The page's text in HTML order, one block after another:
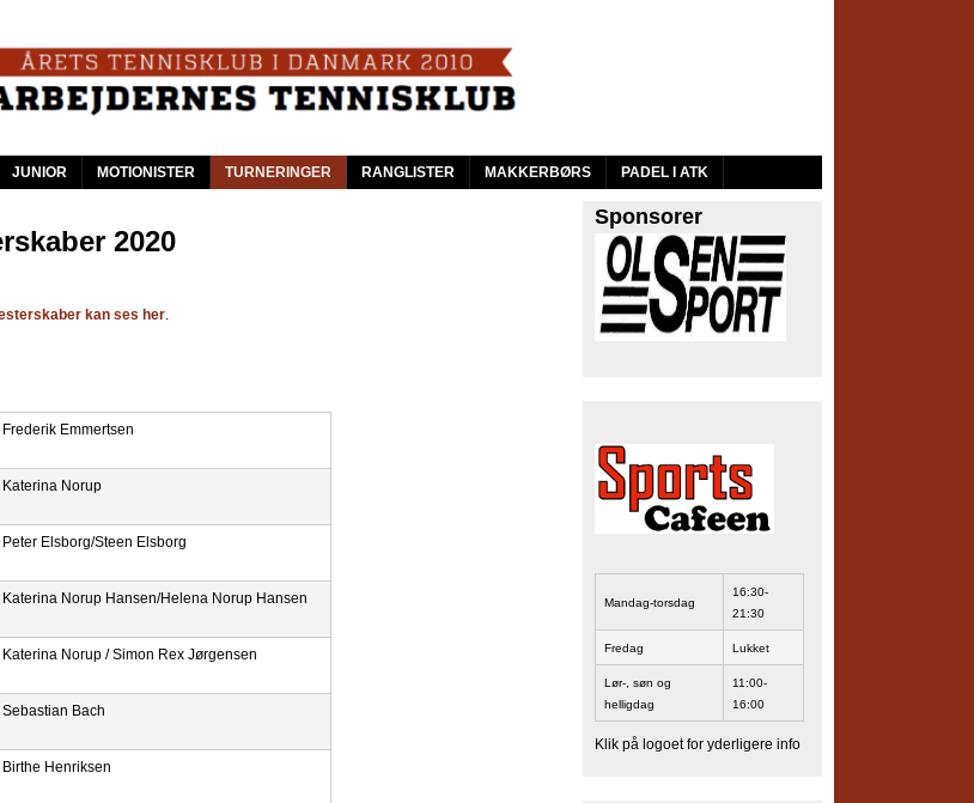
to
main
content
JUNIOR MOTIONISTER TURNERINGER RANGLISTER MAKKERBØRS PADEL I ATK
2020
kan ses her.
Frederik Emmertsen
Katerina Norup
Peter Elsborg/Steen Elsborg
Katerina Norup Hansen/Helena Norup Hansen
Katerina Norup / Simon Rex Jørgensen
Sebastian Bach
Birthe Henriksen
Sponsorer
Mandag-torsdag
16:30-
21:30
Fredag Lukket
Lør-, søn og
helligdag
11:00-
16:00
Klik på logoet for yderligere info